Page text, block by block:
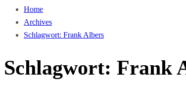
Home
Archives
Schlagwort: Frank Albers
Schlagwort: Frank